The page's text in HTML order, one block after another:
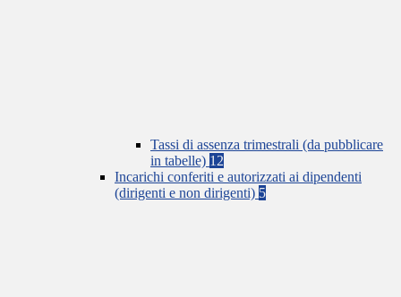
Tassi di assenza trimestrali (da pubblicare
in tabelle) 12
Incarichi conferiti e autorizzati ai dipendenti
(dirigenti e non dirigenti) 5